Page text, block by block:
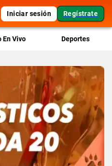
Iniciar sesión Regístrate
En Vivo Deportes